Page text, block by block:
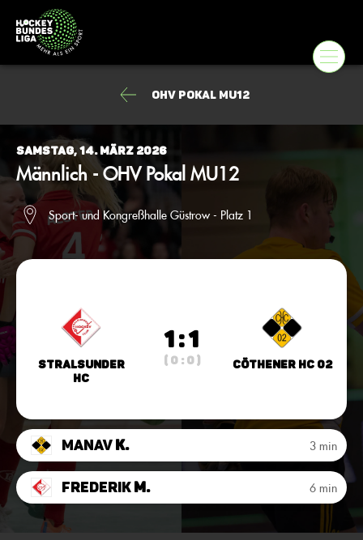
OHV Pokal MU12
Samstag, 14. März 2026
Männlich - OHV Pokal MU12
Sport- und Kongreßhalle Güstrow - Platz 1
Stralsunder
HC
1 : 1
( 0 : 0 ) Cöthener HC 02
ManavK. 3 min
FrederikM. 6 min